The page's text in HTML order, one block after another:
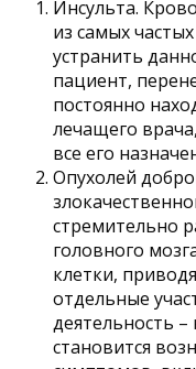
Инсульта.
из самых
устранить
пациент,
постоянно
лечащего
все его
Опухолей
стремительно
головного
клетки,
отдельные
деятельность –
становится